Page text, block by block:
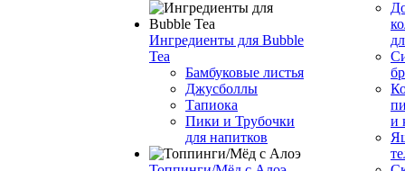
Ингредиенты для Bubble
Tea
Бамбуковые листья
Джусболлы
Тапиока
Пики и Трубочки
для напитков
и